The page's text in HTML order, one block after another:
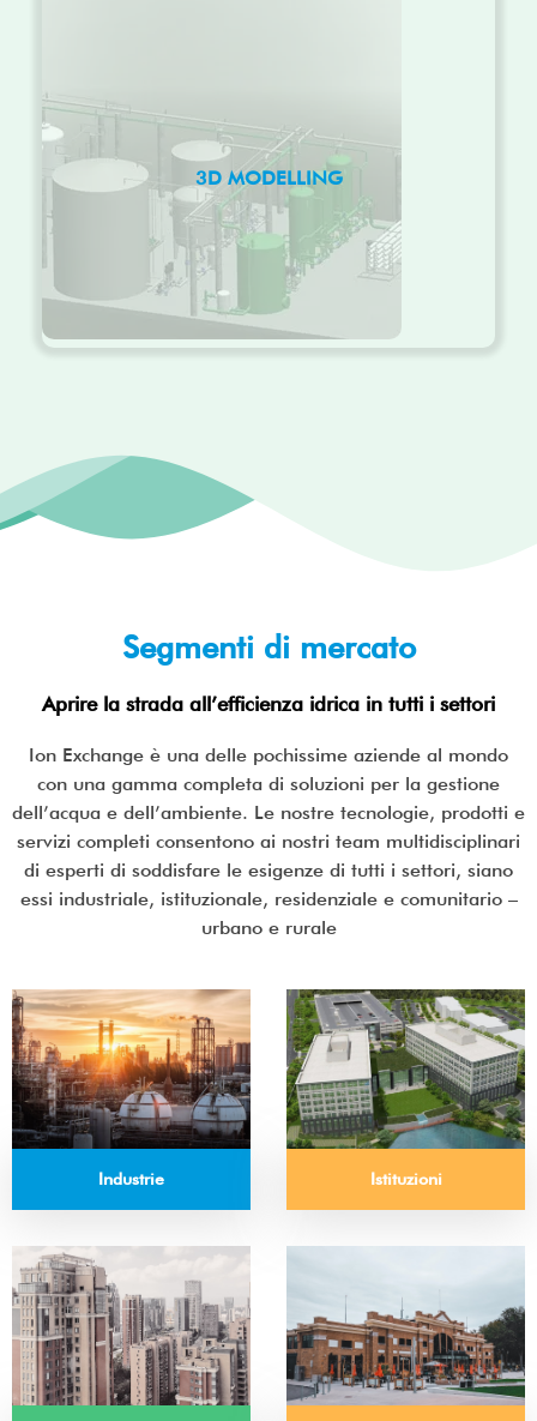
3D MODELLING
Segmenti di mercato
Aprire la strada all’efficienza idrica in tutti i settori
Ion Exchange è una delle pochissime aziende al mondo
con una gamma completa di soluzioni per la gestione
dell’acqua e dell’ambiente. Le nostre tecnologie, prodotti e
servizi completi consentono ai nostri team multidisciplinari
di esperti di soddisfare le esigenze di tutti i settori, siano
essi industriale, istituzionale, residenziale e comunitario –
urbano e rurale
Industrie Istituzioni